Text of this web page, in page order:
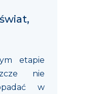
etapie
nie
w